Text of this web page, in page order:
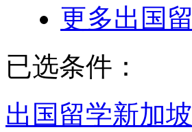
更多出国
已选条件：
出国留学新加